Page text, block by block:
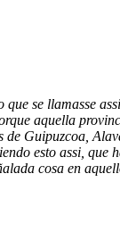
se llamasse
aquella
Guipuzcoa,
esto assi, que
cosa en